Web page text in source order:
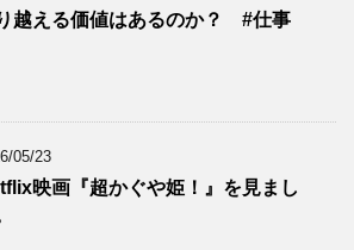
越える価値はあるのか？ #仕事
05/23
映画『超かぐや姫！』を見まし